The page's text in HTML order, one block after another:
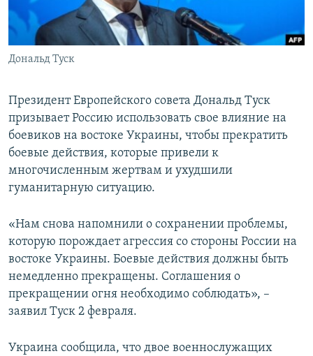
ПОБЕДИТЕЛЕЙ НЕ СУДЯТ?
КРЫМ.НЕПОКОРЕННЫЙ
ELIFBE
ПРИСОЕДИНЯЙТЕСЬ!
Все сайты RFE/RL
Дональд Туск
Президент Европейского совета Дональд Туск
призывает Россию использовать свое влияние на
боевиков на востоке Украины, чтобы прекратить
боевые действия, которые привели к
многочисленным жертвам и ухудшили
гуманитарную ситуацию.
«Нам снова напомнили о сохранении проблемы,
которую порождает агрессия со стороны России на
востоке Украины. Боевые действия должны быть
немедленно прекращены. Соглашения о
прекращении огня необходимо соблюдать», –
заявил Туск 2 февраля.
Украина сообщила, что двое военнослужащих